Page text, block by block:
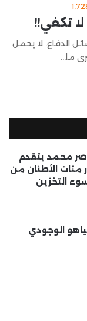
تكفي!!
الدفاع. لا يحمل
ما…
محمد يتقدم
مئات الأطنان من
التخزين
الوجودي